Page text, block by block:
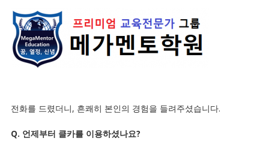
전화를 드렸더니, 흔쾌히 본인의 경험을 들려주셨습니다.
Q. 언제부터 클카를 이용하셨나요?